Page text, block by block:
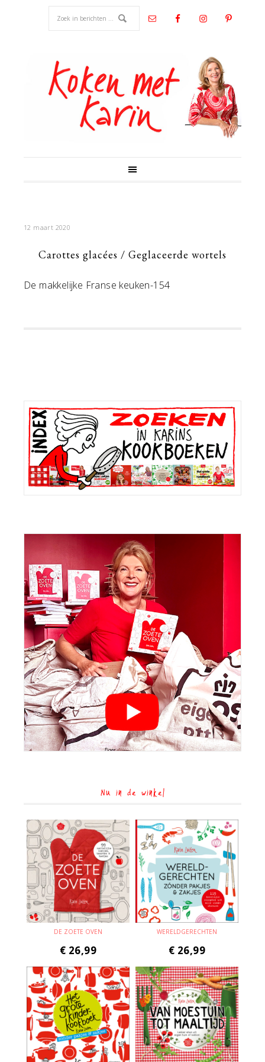
12 maart 2020
Carottes glacées / Geglaceerde wortels
De makkelijke Franse keuken-154
Primaire
Sidebar
Nu in de winkel
DE ZOETE OVEN
€ 26,99
WERELDGERECHTEN
€ 26,99